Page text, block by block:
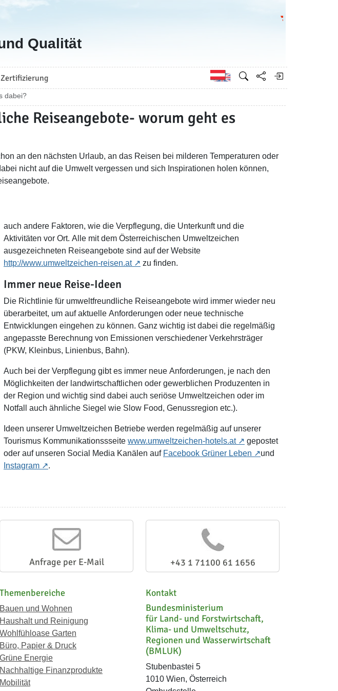
Qualität
Zertifizierung Englisch
dabei?
Reiseangebote- worum geht es
an den nächsten Urlaub, an das Reisen bei milderen Temperaturen oder
nicht auf die Umwelt vergessen und sich Inspirationen holen können,
auch andere Faktoren, wie die Verpflegung, die Unterkunft und die
Aktivitäten vor Ort. Alle mit dem Österreichischen Umweltzeichen
ausgezeichneten Reiseangebote sind auf der Website
http://www.umweltzeichen-reisen.at
zu finden.
Immer neue Reise-Ideen
Die Richtlinie für umweltfreundliche Reiseangebote wird immer wieder neu
überarbeitet, um auf aktuelle Anforderungen oder neue technische
Entwicklungen eingehen zu können. Ganz wichtig ist dabei die regelmäßig
angepasste Berechnung von Emissionen verschiedener Verkehrsträger
(PKW, Kleinbus, Linienbus, Bahn).
Auch bei der Verpflegung gibt es immer neue Anforderungen, je nach den
Möglichkeiten der landwirtschaftlichen oder gewerblichen Produzenten in
der Region und wichtig sind dabei auch seriöse Umweltzeichen oder im
Notfall auch ähnliche Siegel wie Slow Food, Genussregion etc.).
Ideen unserer Umweltzeichen Betriebe werden regelmäßig auf unserer
Tourismus Kommunikationssseite www.umweltzeichen-hotels.at
gepostet
oder auf unseren Social Media Kanälen auf Facebook Grüner Leben
und
Instagram
.
Anfrage per E-Mail +43 1 71100 61 1656
Themenbereiche
Bauen und Wohnen
Haushalt und Reinigung
Wohlfühloase Garten
Büro, Papier & Druck
Grüne Energie
Nachhaltige Finanzprodukte
Mobilität
Kontakt
Bundesministerium
für Land- und Forstwirtschaft,
Klima- und Umweltschutz,
Regionen und Wasserwirtschaft
(BMLUK)
Stubenbastei 5
1010 Wien, Österreich